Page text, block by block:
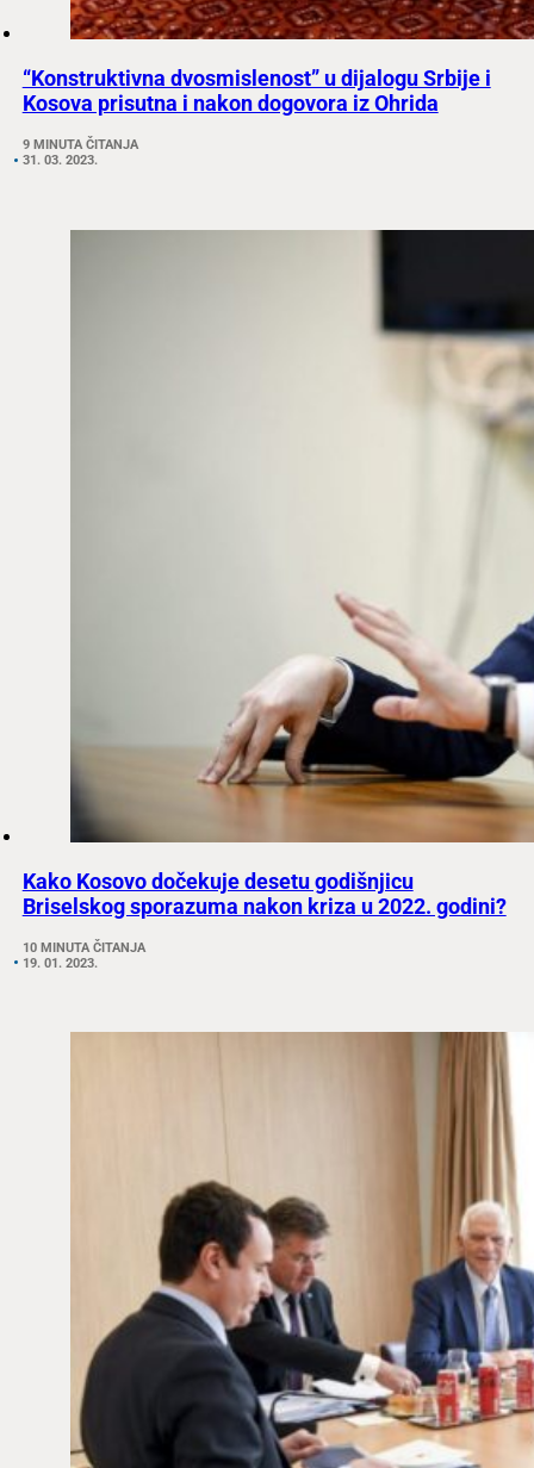
“Konstruktivna dvosmislenost” u dijalogu Srbije i
Kosova prisutna i nakon dogovora iz Ohrida
9 MINUTA ČITANJA
31. 03. 2023.
Kako Kosovo dočekuje desetu godišnjicu
Briselskog sporazuma nakon kriza u 2022. godini?
10 MINUTA ČITANJA
19. 01. 2023.